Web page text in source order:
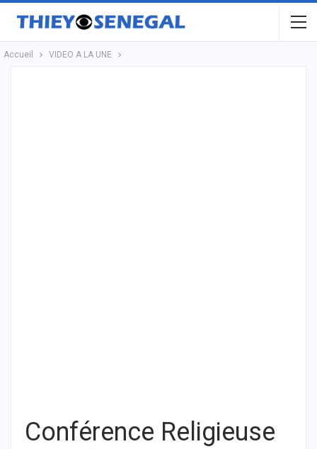
Accueil VIDEO A LA UNE
Conférence Religieuse